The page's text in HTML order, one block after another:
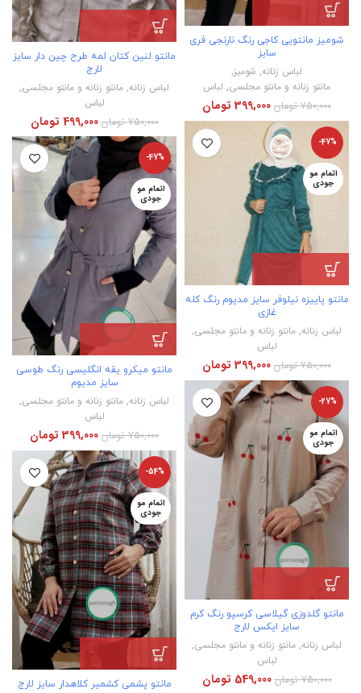
شومیز مانتویی کاجی رنگ نارنجی فری
سایز
لباس زنانه, شومیز,
مانتو زنانه و مانتو مجلسی, لباس
750,000 تومان 399,000 تومان
مانتو لنین کتان لمه طرح چین دار سایز
لارج
لباس زنانه, مانتو زنانه و مانتو مجلسی,
لباس
750,000 تومان 499,000 تومان
-47%
اتمام مو
جودی
مانتو پاییزه نیلوفر سایز مدیوم رنگ کله
غازی
لباس زنانه, مانتو زنانه و مانتو مجلسی,
لباس
750,000 تومان 399,000 تومان
-47%
اتمام مو
جودی
مانتو میکرو یقه انگلیسی رنگ طوسی
سایز مدیوم
لباس زنانه, مانتو زنانه و مانتو مجلسی,
لباس
750,000 تومان 399,000 تومان
-27%
اتمام مو
جودی
مانتو گلدوزی گیلاسی کرسپو رنگ کرم
سایز ایکس لارج
لباس زنانه, مانتو زنانه و مانتو مجلسی,
لباس
750,000 تومان 549,000 تومان
-54%
اتمام مو
جودی
مانتو پشمی کشمیر کلاهدار سایز لارج